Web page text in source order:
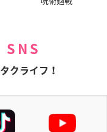
クライフ！